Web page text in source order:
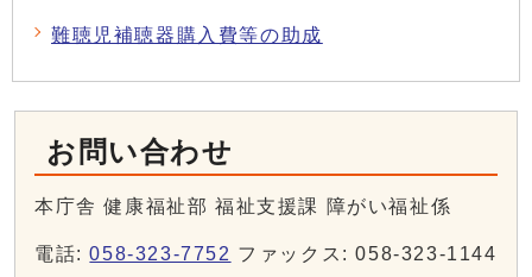
難聴児補聴器購入費等の助成
お問い合わせ
本庁舎 健康福祉部 福祉支援課 障がい福祉係
電話:058-323-7752 ファックス: 058-323-1144